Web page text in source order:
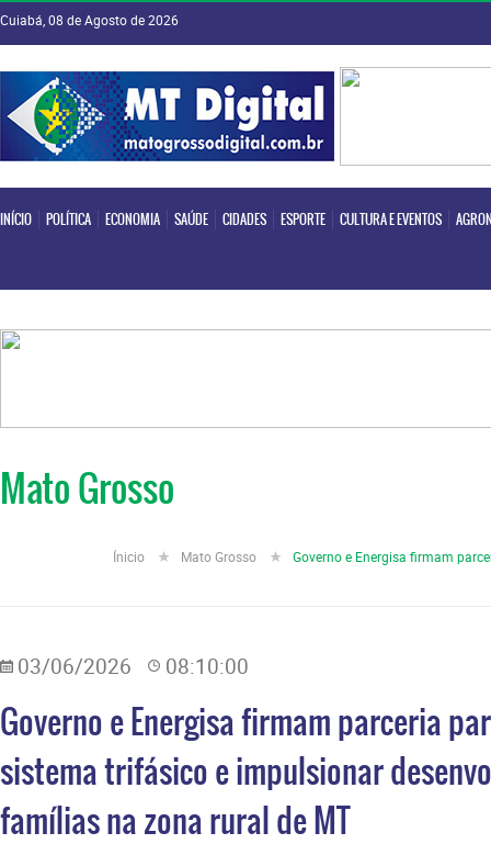
Cuiabá, 08 de Agosto de 2026
INÍCIO POLÍTICA ECONOMIA SAÚDE CIDADES ESPORTE CULTURA E EVENTOS
INÍCIO POLÍTICA ECONOMIA SAÚDE
Mato Grosso
Ínicio Mato Grosso Governo e Energisa firmam
03/06/2026 08:10:00
Governo e Energisa firmam parceria
sistema trifásico e impulsionar
famílias na zona rural de MT